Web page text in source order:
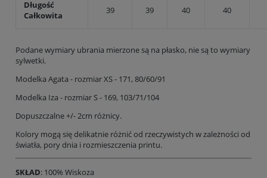
Długość
Całkowita
39 39 40 40
Podane wymiary ubrania mierzone są na płasko, nie są to wymiary
sylwetki.
Modelka Agata - rozmiar XS - 171, 80/60/91
Modelka Iza - rozmiar S - 169, 103/71/104
Dopuszczalne +/- 2cm różnicy.
Kolory mogą się delikatnie różnić od rzeczywistych w zależności od
światła, pory dnia i rozmieszczenia printu.
SKŁAD: 100% Wiskoza